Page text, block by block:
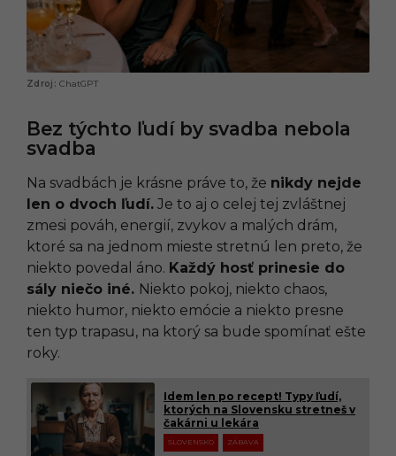
ChatGPT
Bez týchto ľudí by svadba nebola
svadba
Na svadbách je krásne práve to, že nikdy nejde
len o dvoch ľudí. Je to aj o celej tej zvláštnej
zmesi pováh, energií, zvykov a malých drám,
ktoré sa na jednom mieste stretnú len preto, že
niekto povedal áno. Každý hosť prinesie do
sály niečo iné. Niekto pokoj, niekto chaos,
niekto humor, niekto emócie a niekto presne
ten typ trapasu, na ktorý sa bude spomínať ešte
roky.
Idem len po recept! Typy ľudí,
ktorých na Slovensku stretneš v
čakárni u lekára
SLOVENSKO ZÁBAVA